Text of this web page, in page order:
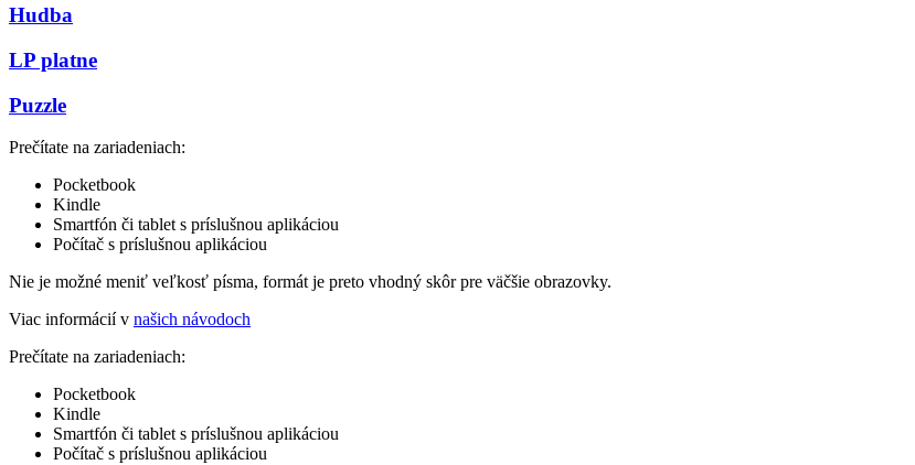
Hudba
LP platne
Puzzle
Prečítate na zariadeniach:
Pocketbook
Kindle
Smartfón či tablet s príslušnou aplikáciou
Počítač s príslušnou aplikáciou
Nie je možné meniť veľkosť písma, formát je preto vhodný skôr pre väčšie obrazovky.
Viac informácií v našich návodoch
Prečítate na zariadeniach:
Pocketbook
Kindle
Smartfón či tablet s príslušnou aplikáciou
Počítač s príslušnou aplikáciou